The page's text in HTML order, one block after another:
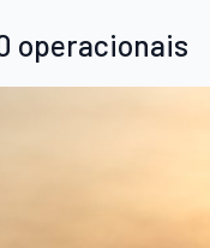
operacionais